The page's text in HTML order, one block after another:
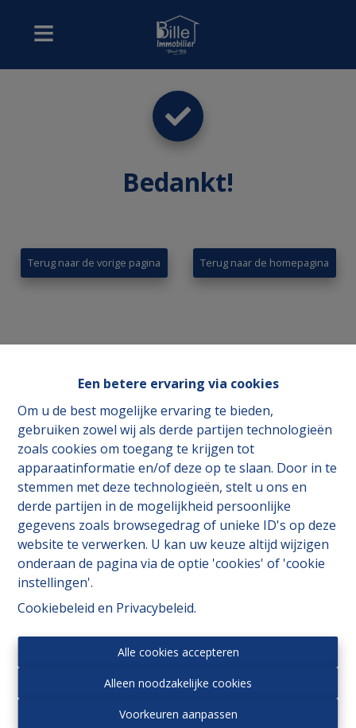
Een betere ervaring via cookies
Om u de best mogelijke ervaring te bieden,
gebruiken zowel wij als derde partijen technologieën
zoals cookies om toegang te krijgen tot
apparaatinformatie en/of deze op te slaan. Door in te
stemmen met deze technologieën, stelt u ons en
derde partijen in de mogelijkheid persoonlijke
gegevens zoals browsegedrag of unieke ID's op deze
website te verwerken. U kan uw keuze altijd wijzigen
onderaan de pagina via de optie 'cookies' of 'cookie
instellingen'.
Cookiebeleid en Privacybeleid.
Alle cookies accepteren
Alleen noodzakelijke cookies
Voorkeuren aanpassen
Bedankt!
Terug naar de vorige pagina Terug naar de homepagina
Toezichthoudende autoriteit:
Beroepsinstituut van Vastgoedmakelaars,
Luxemburgstraat 16 B te 1000 Brussel.
Onderworpen aan dedeontologische code van het